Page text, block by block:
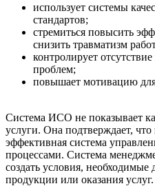
использует системы
стандартов;
стремиться повысить
снизить травматизм
контролирует
проблем;
повышает мотивацию
Система ИСО не показывает
услуги. Она подтверждает,
эффективная система
процессами. Система
создать условия, необходимые
продукции или оказания услуг.